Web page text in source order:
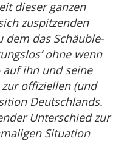
dieser ganzen
zuspitzenden
dem das Schäuble-
ohne wenn
auf ihn und seine
offiziellen (und
Deutschlands.
Unterschied zur
Situation